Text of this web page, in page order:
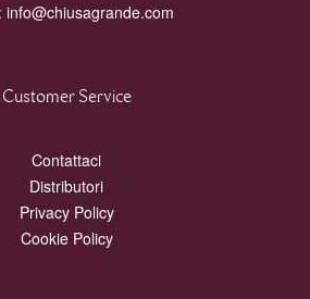
info@chiusagrande.com
Customer Service
Contattaci
Distributori
Privacy Policy
Cookie Policy